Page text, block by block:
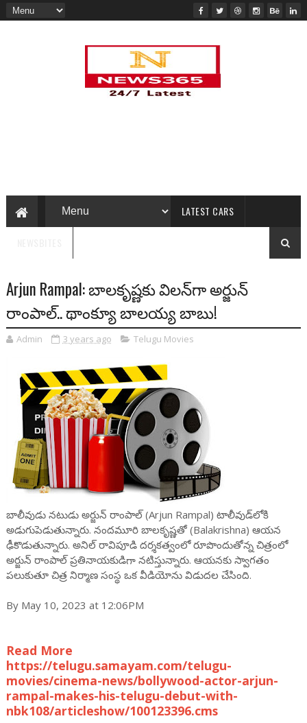
LATEST CARS
Arjun Rampal: బాలకృష్ణకు విలన్‌గా అర్జున్
రాంపాల్.. థాంక్యూ బాలయ్య బాబు!
Admin 3 years ago Telugu Movies
బాలీవుడు నటుడు అర్జున్ రాంపాల్ (Arjun Rampal) టాలీవుడ్‌లోకి
అడుగుపెడుతున్నారు. నందమూరి బాలకృష్ణతో (Balakrishna) ఆయన
ఢీకొడుతున్నారు. అనిల్ రావిపూడి దర్శకత్వంలో రూపొందుతోన్న చిత్రంలో
అర్జున్ రాంపాల్ ప్రతినాయకుడిగా నటిస్తున్నారు. ఆయనకు స్వాగతం
పలుకుతూ చిత్ర నిర్మాణ సంస్థ ఒక వీడియోను విడుదల చేసింది.
By May 10, 2023 at 12:06PM
Read More
https://telugu.samayam.com/telugu-
movies/cinema-news/bollywood-actor-arjun-
rampal-makes-his-telugu-debut-with-
nbk108/articleshow/100123396.cms